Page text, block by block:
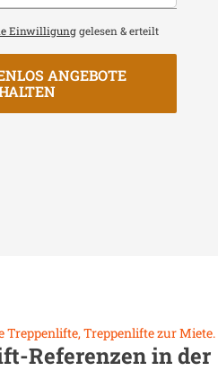
Einwilligung gelesen & erteilt
ANGEBOTE
Treppenlifte, Treppenlifte zur Miete.
Referenzen in der